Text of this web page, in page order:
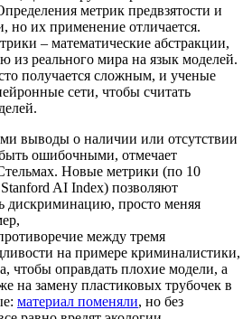
метрик предвзятости и
но их применение отличается.
– математические абстракции,
из реального мира на язык моделей.
получается сложным, и ученые
сети, чтобы считать
выводы о наличии или отсутствии
ошибочными, отмечает
Новые метрики (по 10
AI Index) позволяют
дискриминацию, просто меняя
между тремя
на примере криминалистики,
чтобы оправдать плохие модели, а
на замену пластиковых трубочек в
материал поменяли, но без